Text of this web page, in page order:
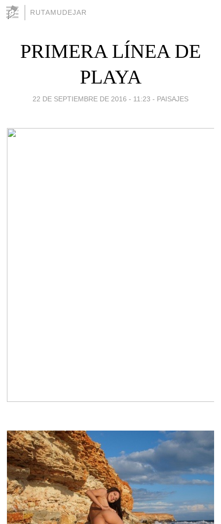
RUTAMUDEJAR
PRIMERA LÍNEA DE
PLAYA
22 DE SEPTIEMBRE DE 2016 - 11:23 - PAISAJES